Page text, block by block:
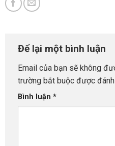
Để lại một bình luận
Email của bạn sẽ không
trường bắt buộc được
Bình luận *